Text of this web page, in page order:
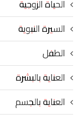
الحياة الزوجية
السيرة النبوية
الطفل
العناية بالبشرة
العناية بالجسم